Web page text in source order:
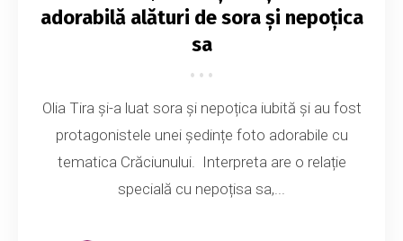
adorabilă alături de sora și nepoțica
sa
Olia Tira și-a luat sora și nepoțica iubită și au fost
protagonistele unei ședințe foto adorabile cu
tematica Crăciunului. Interpreta are o relație
specială cu nepoțisa sa,...